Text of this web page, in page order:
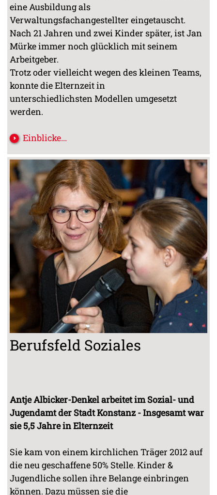
eine Ausbildung als
Verwaltungsfachangestellter eingetauscht.
Nach 21 Jahren und zwei Kinder später, ist Jan
Mürke immer noch glücklich mit seinem
Arbeitgeber.
Trotz oder vielleicht wegen des kleinen Teams,
konnte die Elternzeit in
unterschiedlichsten Modellen umgesetzt
werden.
Einblicke...
Berufsfeld Soziales
Antje Albicker-Denkel arbeitet im Sozial- und
Jugendamt der Stadt Konstanz - Insgesamt war
sie 5,5 Jahre in Elternzeit
Sie kam von einem kirchlichen Träger 2012 auf
die neu geschaffene 50% Stelle. Kinder &
Jugendliche sollen ihre Belange einbringen
können. Dazu müssen sie die